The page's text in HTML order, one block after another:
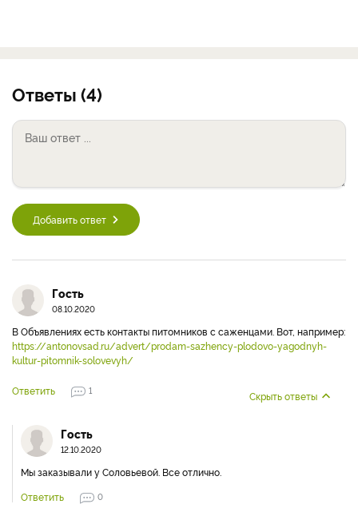
Ответы (4)
Добавить ответ
Гость
08.10.2020
В Объявлениях есть контакты питомников с саженцами. Вот, например:
https://antonovsad.ru/advert/prodam-sazhency-plodovo-yagodnyh-
kultur-pitomnik-solovevyh/
Ответить 1 Скрыть ответы
Гость
12.10.2020
Мы заказывали у Соловьевой. Все отлично.
Ответить
0